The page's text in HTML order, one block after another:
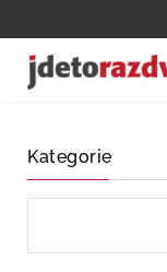
Kategorie